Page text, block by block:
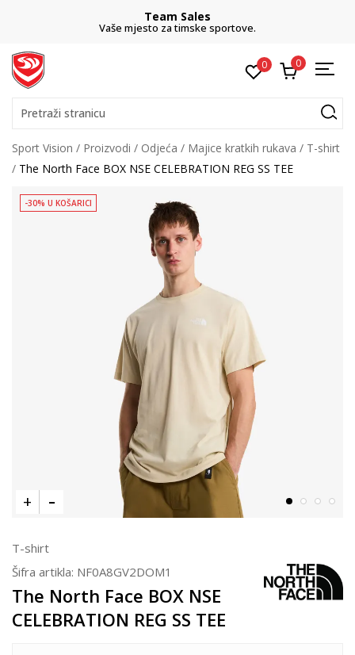
Team Sales
Vaše mjesto za timske sportove.
0 0
Pretraži stranicu
Sport Vision Proizvodi Odjeća Majice kratkih rukava
T-shirt
The North Face BOX NSE CELEBRATION REG SS TEE
-30% U KOŠARICI
T-shirt
Šifra artikla: NF0A8GV2DOM1
The North Face BOX NSE
CELEBRATION REG SS TEE